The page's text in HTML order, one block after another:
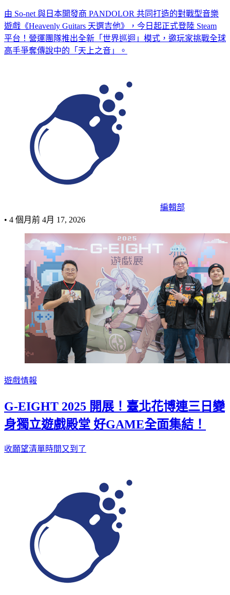
由 So-net 與日本開發商 PANDOLOR 共同打造的對戰型音樂
遊戲《Heavenly Guitars 天選吉他》，今日起正式登陸 Steam
平台！營運團隊推出全新「世界巡迴」模式，邀玩家挑戰全球
高手爭奪傳說中的「天上之音」。
編輯部
• 4 個月前 4月 17, 2026
遊戲情報
G-EIGHT 2025 開展！臺北花博連三日變
身獨立遊戲殿堂 好GAME全面集結！
收願望清單時間又到了